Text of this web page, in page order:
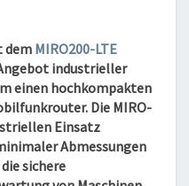
dem MIRO200-LTE
industrieller
einen hochkompakten
Die MIRO-
Einsatz
Abmessungen
sichere